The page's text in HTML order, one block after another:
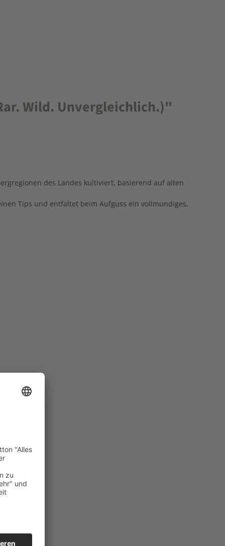
Wild. Unvergleichlich.)"
des Landes kultiviert, basierend auf alten
Tips und entfaltet beim Aufguss ein vollmundiges,